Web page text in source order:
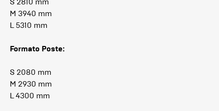
M 3940 mm
L 5310 mm
Formato Poste:
S 2080 mm
M 2930 mm
L 4300 mm